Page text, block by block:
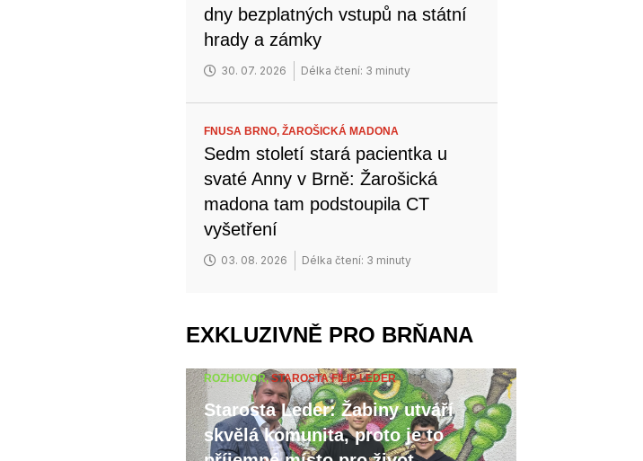
dny bezplatných vstupů na státní
hrady a zámky
30. 07. 2026 Délka čtení: 3 minuty
FNUSA BRNO,ŽAROŠICKÁ MADONA
Sedm století stará pacientka u
svaté Anny v Brně: Žarošická
madona tam podstoupila CT
vyšetření
03. 08. 2026 Délka čtení: 3 minuty
EXKLUZIVNĚ PRO BRŇANA
ROZHOVOR,STAROSTA FILIP LEDER
Starosta Leder: Žabiny utváří
skvělá komunita, proto je to